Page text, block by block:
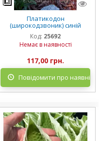
Платикодон
(широкодзвоник) синій
низькорослий Mariesii у
горщику
Код: 25692
Немає в наявності
117,00 грн.
Повідомити про